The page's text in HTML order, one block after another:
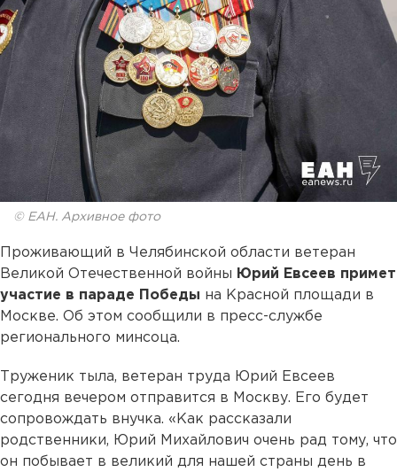
© ЕАН. Архивное фото
Проживающий в Челябинской области ветеран
Великой Отечественной войны Юрий Евсеев примет
участие в параде Победы на Красной площади в
Москве. Об этом сообщили в пресс-службе
регионального минсоца.
Труженик тыла, ветеран труда Юрий Евсеев
сегодня вечером отправится в Москву. Его будет
сопровождать внучка. «Как рассказали
родственники, Юрий Михайлович очень рад тому, что
он побывает в великий для нашей страны день в